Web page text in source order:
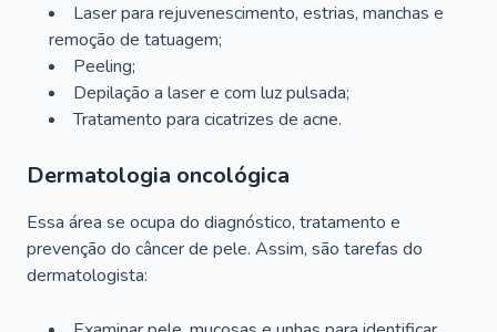
Laser para rejuvenescimento, estrias, manchas e
remoção de tatuagem;
Peeling;
Depilação a laser e com luz pulsada;
Tratamento para cicatrizes de acne.
Dermatologia oncológica
Essa área se ocupa do diagnóstico, tratamento e
prevenção do câncer de pele. Assim, são tarefas do
dermatologista: